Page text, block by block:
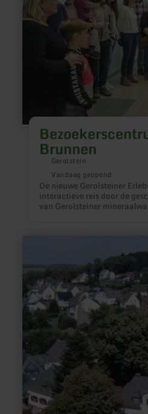
Brunnen
Gerolstein
Vandaag geopend
De nieuwe Gerolsteiner
interactieve reis door de
van Gerolsteiner
bekende Gerolsteiner
Gerolsteiner
Brunnen
Spoorwegnederzetting
Jünkerath